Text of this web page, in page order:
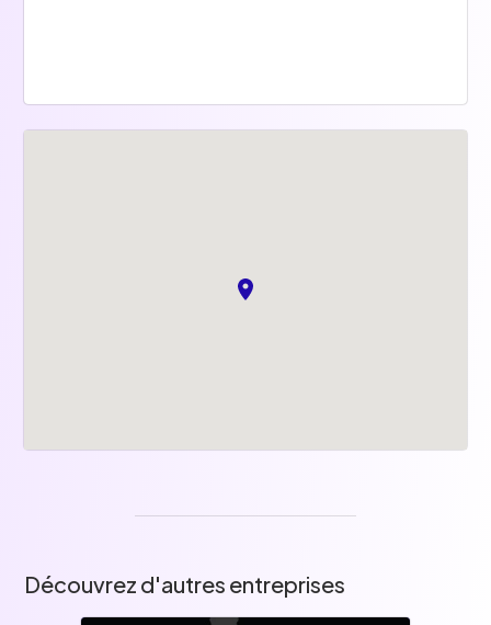
Découvrez d'autres entreprises